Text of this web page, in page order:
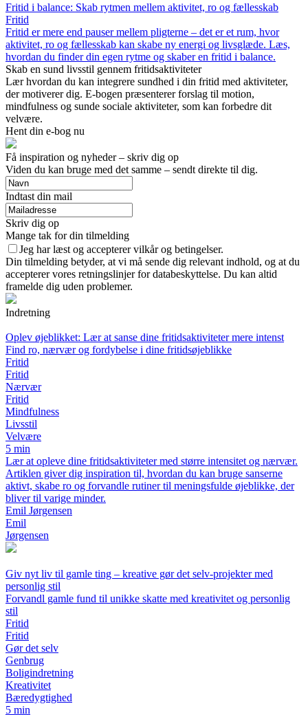
Fritid i balance: Skab rytmen mellem aktivitet, ro og fællesskab
Fritid
Fritid er mere end pauser mellem pligterne – det er et rum, hvor
aktivitet, ro og fællesskab kan skabe ny energi og livsglæde. Læs,
hvordan du finder din egen rytme og skaber en fritid i balance.
Skab en sund livsstil gennem fritidsaktiviteter
Lær hvordan du kan integrere sundhed i din fritid med aktiviteter,
der motiverer dig. E-bogen præsenterer forslag til motion,
mindfulness og sunde sociale aktiviteter, som kan forbedre dit
velvære.
Hent din e-bog nu
Få inspiration og nyheder – skriv dig op
Viden du kan bruge med det samme – sendt direkte til dig.
Indtast din mail
Skriv dig op
Mange tak for din tilmelding
Jeg har læst og accepterer vilkår og betingelser.
Din tilmelding betyder, at vi må sende dig relevant indhold, og at du
accepterer vores retningslinjer for databeskyttelse. Du kan altid
framelde dig uden problemer.
Indretning
Oplev øjeblikket: Lær at sanse dine fritidsaktiviteter mere intenst
Find ro, nærvær og fordybelse i dine fritidsøjeblikke
Fritid
Fritid
Nærvær
Fritid
Mindfulness
Livsstil
Velvære
5 min
Lær at opleve dine fritidsaktiviteter med større intensitet og nærvær.
Artiklen giver dig inspiration til, hvordan du kan bruge sanserne
aktivt, skabe ro og forvandle rutiner til meningsfulde øjeblikke, der
bliver til varige minder.
Emil Jørgensen
Emil
Jørgensen
Giv nyt liv til gamle ting – kreative gør det selv-projekter med
personlig stil
Forvandl gamle fund til unikke skatte med kreativitet og personlig
stil
Fritid
Fritid
Gør det selv
Genbrug
Boligindretning
Kreativitet
Bæredygtighed
5 min